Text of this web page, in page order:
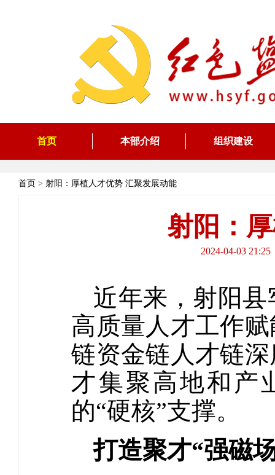
首页 本部介绍 组织建设
首页 > 射阳：厚植人才优势 汇聚发展动能
射阳：
2024-04-03
近年来，射阳
高质量人才工作
链资金链人才链
才集聚高地和产
的“硬核”支撑。
打造聚才“强磁